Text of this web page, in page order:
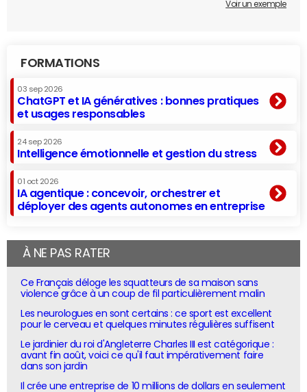
Voir un exemple
FORMATIONS
03 sep 2026
ChatGPT et IA génératives : bonnes pratiques
et usages responsables
24 sep 2026
Intelligence émotionnelle et gestion du stress
01 oct 2026
IA agentique : concevoir, orchestrer et
déployer des agents autonomes en entreprise
À NE PAS RATER
Ce Français déloge les squatteurs de sa maison sans
violence grâce à un coup de fil particulièrement malin
Les neurologues en sont certains : ce sport est excellent
pour le cerveau et quelques minutes régulières suffisent
Le jardinier du roi d'Angleterre Charles III est catégorique :
avant fin août, voici ce qu'il faut impérativement faire
dans son jardin
Il crée une entreprise de 10 millions de dollars en seulement